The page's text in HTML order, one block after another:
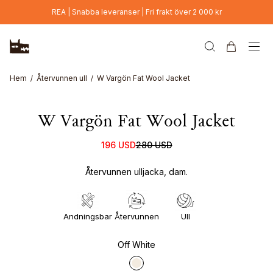
Hoppa till huvudinnehållREA | Snabba leveranser | Fri frakt över 2 000 kr
Hem Återvunnen ull W Vargön Fat Wool Jacket
W Vargön Fat Wool Jacket
196 USD280 USD
Återvunnen ulljacka, dam.
Andningsbar Återvunnen Ull
Off White